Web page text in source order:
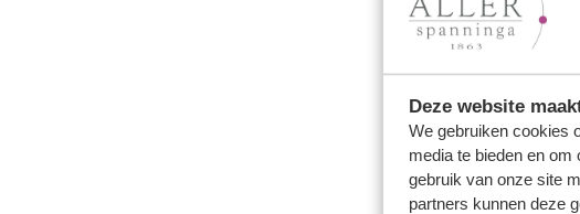
Deze website
We gebruiken cookies
media te bieden en
gebruik van onze site
partners kunnen deze